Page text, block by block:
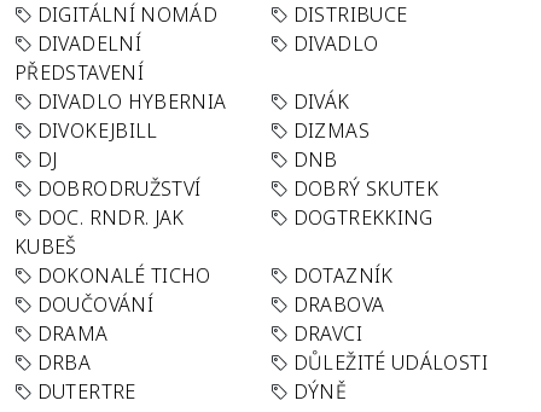
DIGITÁLNÍ NOMÁD
DISTRIBUCE
DIVADELNÍ
PŘEDSTAVENÍ
DIVADLO
DIVADLO HYBERNIA
DIVÁK
DIVOKEJBILL
DIZMAS
DJ
DNB
DOBRODRUŽSTVÍ
DOBRÝ SKUTEK
DOC. RNDR. JAK
KUBEŠ
DOGTREKKING
DOKONALÉ TICHO
DOTAZNÍK
DOUČOVÁNÍ
DRABOVA
DRAMA
DRAVCI
DRBA
DŮLEŽITÉ UDÁLOSTI
DUTERTRE
DÝNĚ